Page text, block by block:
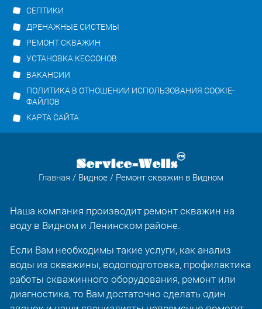
СЕПТИКИ
ДРЕНАЖНЫЕ СИСТЕМЫ
РЕМОНТ СКВАЖИН
УСТАНОВКА КЕССОНОВ
ВАКАНСИИ
ПОЛИТИКА В ОТНОШЕНИИ ИСПОЛЬЗОВАНИЯ COOKIE-
ФАЙЛОВ
КАРТА САЙТА
Главная / Видное / Ремонт скважин в Видном
Наша компания производит ремонт скважин на
воду в Видном и Ленинском районе.
Если Вам необходимы такие услуги, как анализ
воды из скважины, водоподготовка, профилактика
работы скважинного оборудования, ремонт или
диагностика, то Вам достаточно сделать один